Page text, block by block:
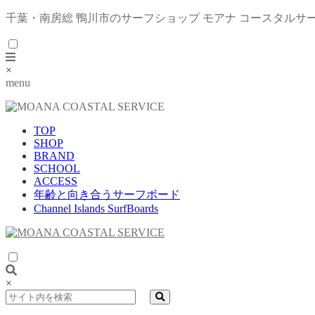
千葉・南房総 鴨川市のサーフショップ モアナ コースタルサ
×
menu
TOP
SHOP
BRAND
SCHOOL
ACCESS
年齢と向き合うサーフボード
Channel Islands SurfBoards
×